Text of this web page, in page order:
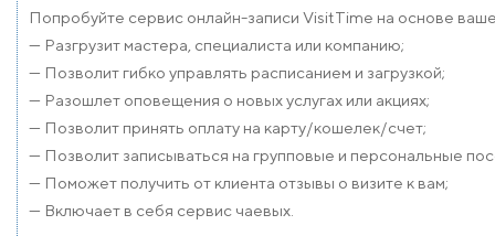
Попробуйте сервис онлайн-записи VisitTime на основе
— Разгрузит мастера, специалиста или компанию;
— Позволит гибко управлять расписанием и загрузкой;
— Разошлет оповещения о новых услугах или акциях;
— Позволит принять оплату на карту/кошелек/счет;
— Позволит записываться на групповые и персональные
— Поможет получить от клиента отзывы о визите к вам;
— Включает в себя сервис чаевых.